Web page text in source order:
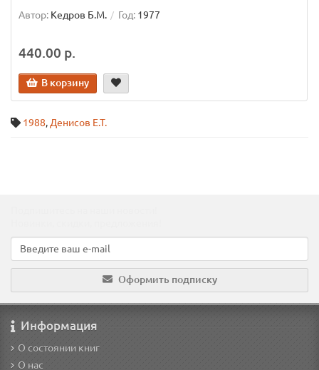
Автор: Кедров Б.М. Год: 1977
440.00 р.
В корзину
1988, Денисов Е.Т.
Оформить подписку
Информация
О состоянии книг
О нас